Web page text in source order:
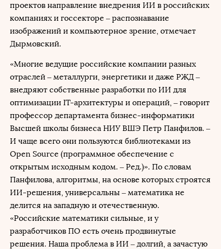
проектов направление внедрения ИИ в российских
компаниях и госсекторе – распознавание
изображений и компьютерное зрение, отмечает
Дырмовский.
«Многие ведущие российские компании разных
отраслей – металлурги, энергетики и даже РЖД –
внедряют собственные разработки по ИИ для
оптимизации IТ-архитектуры и операций, – говорит
профессор департамента бизнес-информатики
Высшей школы бизнеса НИУ ВШЭ Петр Панфилов. –
И чаще всего они пользуются библиотеками из
Open Source (программное обеспечение с
открытым исходным кодом. – Ред.)». По словам
Панфилова, алгоритмы, на основе которых строятся
ИИ-решения, универсальны – математика не
делится на западную и отечественную.
«Российские математики сильные, и у
разработчиков ПО есть очень продвинутые
решения. Наша проблема в ИИ – долгий, а зачастую